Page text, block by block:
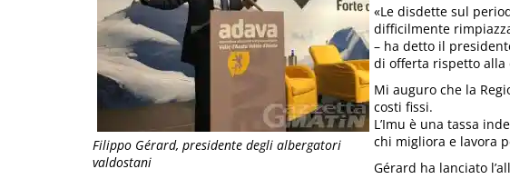
Filippo Gérard, presidente degli albergatori
valdostani
«Le disdette sul
difficilmente
– ha detto il
di offerta rispetto alla
Mi auguro che la
costi fissi.
L’Imu è una tassa
chi migliora e lavora
Gérard ha lanciato